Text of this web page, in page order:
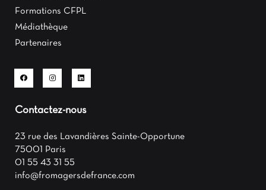
Formations CFPL
Médiathèque
Partenaires
Contactez-nous
23 rue des Lavandières Sainte-Opportune
75001 Paris
01 55 43 31 55
info@fromagersdefrance.com